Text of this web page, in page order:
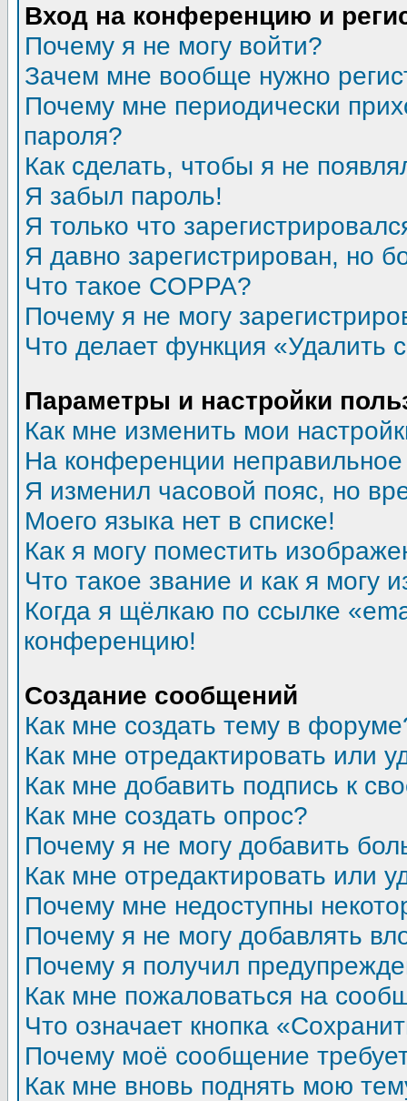
Вход на конференцию и
Почему я не могу войти?
Зачем мне вообще нужно
Почему мне периодически
пароля?
Как сделать, чтобы я не
Я забыл пароль!
Я только что
Я давно зарегистрирован, но
Что такое COPPA?
Почему я не могу
Что делает функция «Удалить
Параметры и настройки
Как мне изменить мои
На конференции
Я изменил часовой пояс, но
Моего языка нет в списке!
Как я могу поместить
Что такое звание и как я могу
Когда я щёлкаю по ссылке
конференцию!
Создание сообщений
Как мне создать тему в
Как мне отредактировать или
Как мне добавить подпись к
Как мне создать опрос?
Почему я не могу добавить
Как мне отредактировать или
Почему мне недоступны
Почему я не могу добавлять
Почему я получил
Как мне пожаловаться на
Что означает кнопка
Почему моё сообщение
Как мне вновь поднять мою